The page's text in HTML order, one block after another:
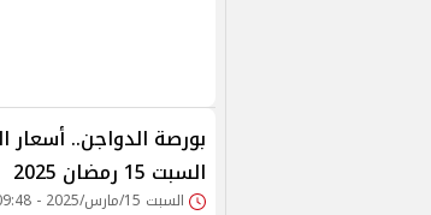
بورصة الدواجن.. أسعار
السبت 15 رمضان 2025
السبت 15/مارس/2025 - 09:48 ص